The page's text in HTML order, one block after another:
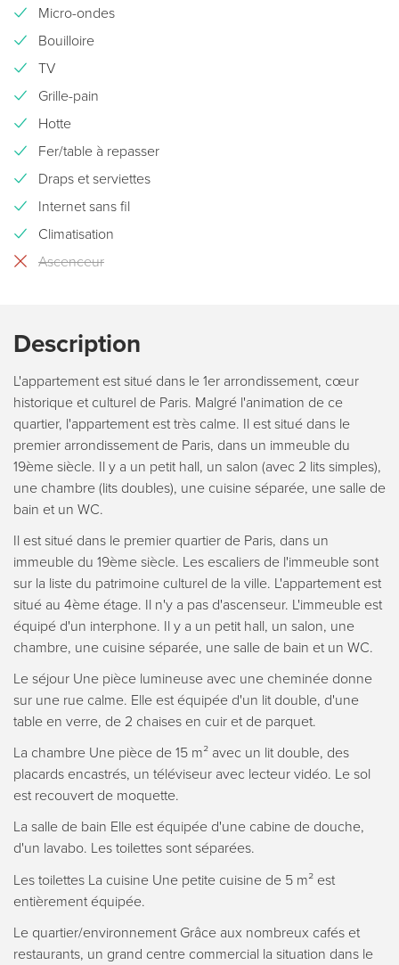
Micro-ondes
Bouilloire
TV
Grille-pain
Hotte
Fer/table à repasser
Draps et serviettes
Internet sans fil
Climatisation
Ascenceur
Description
L'appartement est situé dans le 1er arrondissement, cœur
historique et culturel de Paris. Malgré l'animation de ce
quartier, l'appartement est très calme. Il est situé dans le
premier arrondissement de Paris, dans un immeuble du
19ème siècle. Il y a un petit hall, un salon (avec 2 lits simples),
une chambre (lits doubles), une cuisine séparée, une salle de
bain et un WC.
Il est situé dans le premier quartier de Paris, dans un
immeuble du 19ème siècle. Les escaliers de l'immeuble sont
sur la liste du patrimoine culturel de la ville. L'appartement est
situé au 4ème étage. Il n'y a pas d'ascenseur. L'immeuble est
équipé d'un interphone. Il y a un petit hall, un salon, une
chambre, une cuisine séparée, une salle de bain et un WC.
Le séjour Une pièce lumineuse avec une cheminée donne
sur une rue calme. Elle est équipée d'un lit double, d'une
table en verre, de 2 chaises en cuir et de parquet.
La chambre Une pièce de 15 m² avec un lit double, des
placards encastrés, un téléviseur avec lecteur vidéo. Le sol
est recouvert de moquette.
La salle de bain Elle est équipée d'une cabine de douche,
d'un lavabo. Les toilettes sont séparées.
Les toilettes La cuisine Une petite cuisine de 5 m² est
entièrement équipée.
Le quartier/environnement Grâce aux nombreux cafés et
restaurants, un grand centre commercial la situation dans le